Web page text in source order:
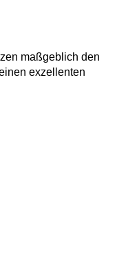
maßgeblich den
exzellenten